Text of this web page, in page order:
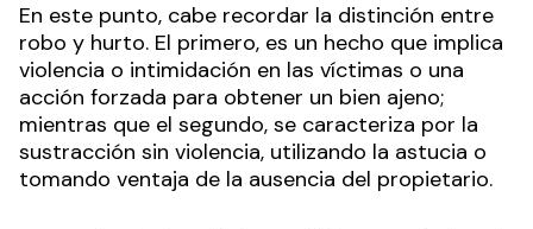
En este punto, cabe recordar la distinción entre
robo y hurto. El primero, es un hecho que implica
violencia o intimidación en las víctimas o una
acción forzada para obtener un bien ajeno;
mientras que el segundo, se caracteriza por la
sustracción sin violencia, utilizando la astucia o
tomando ventaja de la ausencia del propietario.